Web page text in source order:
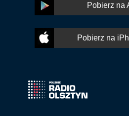
Pobierz na
Pobierz na